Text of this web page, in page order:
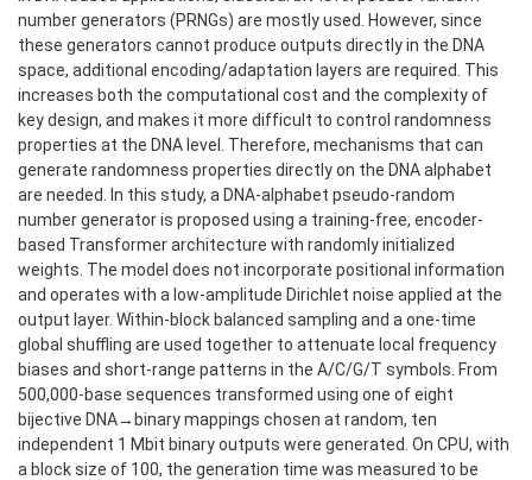
number generators (PRNGs) are mostly used. However, since
these generators cannot produce outputs directly in the DNA
space, additional encoding/adaptation layers are required. This
increases both the computational cost and the complexity of
key design, and makes it more difficult to control randomness
properties at the DNA level. Therefore, mechanisms that can
generate randomness properties directly on the DNA alphabet
are needed. In this study, a DNA-alphabet pseudo-random
number generator is proposed using a training-free, encoder-
based Transformer architecture with randomly initialized
weights. The model does not incorporate positional information
and operates with a low-amplitude Dirichlet noise applied at the
output layer. Within-block balanced sampling and a one-time
global shuffling are used together to attenuate local frequency
biases and short-range patterns in the A/C/G/T symbols. From
500,000-base sequences transformed using one of eight
bijective DNA→binary mappings chosen at random, ten
independent 1 Mbit binary outputs were generated. On CPU, with
a block size of 100, the generation time was measured to be